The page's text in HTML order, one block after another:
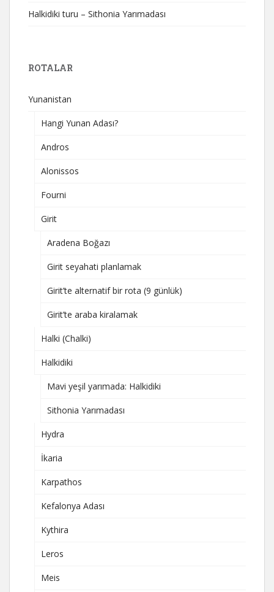
Halkidiki turu – Sithonia Yarımadası
ROTALAR
Yunanistan
Hangi Yunan Adası?
Andros
Alonissos
Fourni
Girit
Aradena Boğazı
Girit seyahati planlamak
Girit’te alternatif bir rota (9 günlük)
Girit’te araba kiralamak
Halki (Chalki)
Halkidiki
Mavi yeşil yarımada: Halkidiki
Sithonia Yarımadası
Hydra
İkaria
Karpathos
Kefalonya Adası
Kythira
Leros
Meis